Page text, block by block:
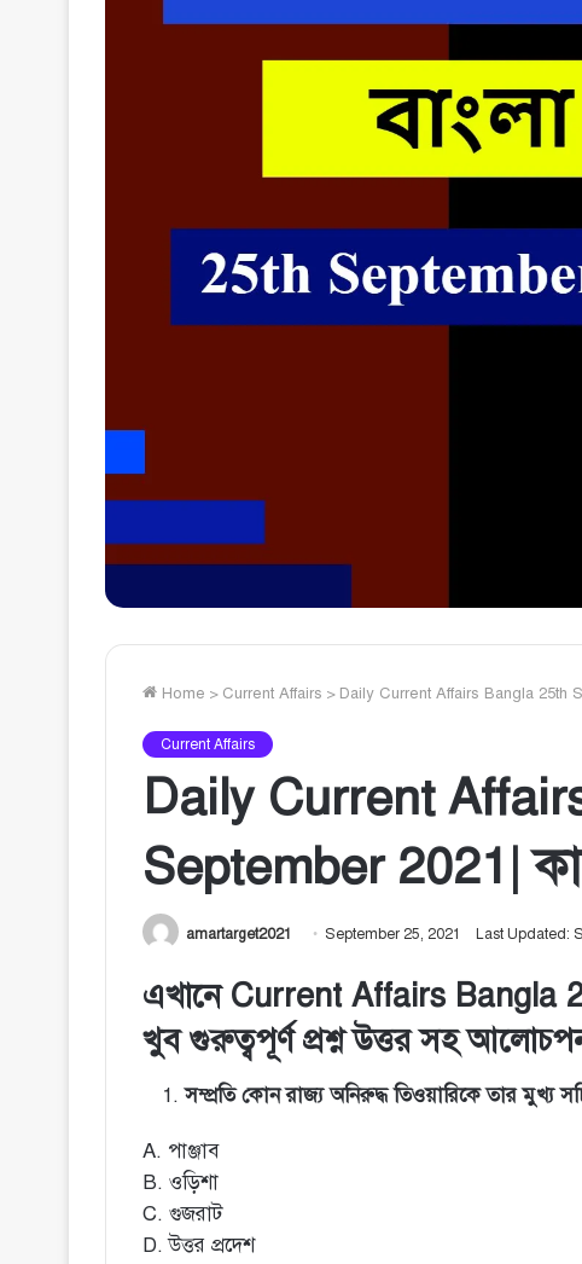
Home > Current Affairs > Daily Current Affairs Bangla 25th
Current Affairs
Daily Current
September 2021|
amartarget2021 September 25, 2021 Last Updated:
এখানে Current Affairs Bangla
খুব গুরুত্বপূর্ণ প্রশ্ন উত্তর সহ
সম্প্রতি কোন রাজ্য অনিরুদ্ধ তিওয়ারিকে তার মুখ্য
A. পাঞ্জাব
B. ওড়িশা
C. গুজরাট
D. উত্তর প্রদেশ